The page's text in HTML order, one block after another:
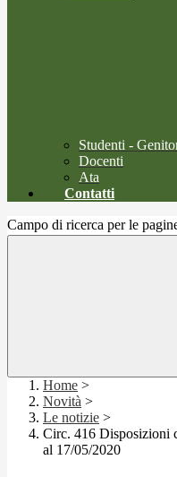
Studenti -
Docenti
Ata
Contatti
Campo di ricerca per le
Home >
Novità >
Le notizie >
Circ. 416 Disposizioni
al 17/05/2020